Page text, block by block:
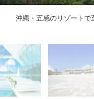
沖縄・五感のリゾートで
光と水、沖縄の自然が
度の高いやんばるの海に囲
と海の祝福を受ける、南国ム
豊かな「アイネス・オーシ
する絶景の美空間、心に響
感できる、新郎新婦専用の
はオレンジ色に染まる空と
ケーションで撮影を。２万
日の終わりを過ごす「アイ